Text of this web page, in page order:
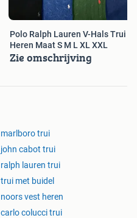
Polo Ralph Lauren V-Hals Trui
Heren Maat S M L XL XXL
Zie omschrijving
marlboro trui
john cabot trui
ralph lauren trui
trui met buidel
noors vest heren
carlo colucci trui